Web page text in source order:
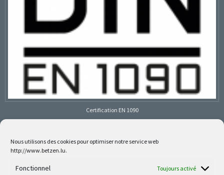
Nous utilisons des cookies pour optimiser notre service web
http://www.betzen.lu.
Fonctionnel Toujours activé
Certification EN 1090
Follow us on social media